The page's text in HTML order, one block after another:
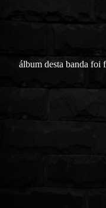
álbum desta banda foi